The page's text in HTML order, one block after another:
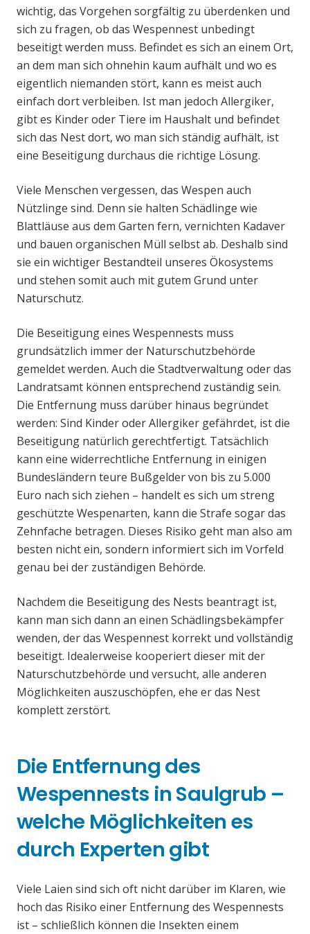
wichtig, das Vorgehen sorgfältig zu überdenken und
sich zu fragen, ob das Wespennest unbedingt
beseitigt werden muss. Befindet es sich an einem Ort,
an dem man sich ohnehin kaum aufhält und wo es
eigentlich niemanden stört, kann es meist auch
einfach dort verbleiben. Ist man jedoch Allergiker,
gibt es Kinder oder Tiere im Haushalt und befindet
sich das Nest dort, wo man sich ständig aufhält, ist
eine Beseitigung durchaus die richtige Lösung.
Viele Menschen vergessen, das Wespen auch
Nützlinge sind. Denn sie halten Schädlinge wie
Blattläuse aus dem Garten fern, vernichten Kadaver
und bauen organischen Müll selbst ab. Deshalb sind
sie ein wichtiger Bestandteil unseres Ökosystems
und stehen somit auch mit gutem Grund unter
Naturschutz.
Die Beseitigung eines Wespennests muss
grundsätzlich immer der Naturschutzbehörde
gemeldet werden. Auch die Stadtverwaltung oder das
Landratsamt können entsprechend zuständig sein.
Die Entfernung muss darüber hinaus begründet
werden: Sind Kinder oder Allergiker gefährdet, ist die
Beseitigung natürlich gerechtfertigt. Tatsächlich
kann eine widerrechtliche Entfernung in einigen
Bundesländern teure Bußgelder von bis zu 5.000
Euro nach sich ziehen – handelt es sich um streng
geschützte Wespenarten, kann die Strafe sogar das
Zehnfache betragen. Dieses Risiko geht man also am
besten nicht ein, sondern informiert sich im Vorfeld
genau bei der zuständigen Behörde.
Nachdem die Beseitigung des Nests beantragt ist,
kann man sich dann an einen Schädlingsbekämpfer
wenden, der das Wespennest korrekt und vollständig
beseitigt. Idealerweise kooperiert dieser mit der
Naturschutzbehörde und versucht, alle anderen
Möglichkeiten auszuschöpfen, ehe er das Nest
komplett zerstört.
Die Entfernung des
Wespennests in Saulgrub –
welche Möglichkeiten es
durch Experten gibt
Viele Laien sind sich oft nicht darüber im Klaren, wie
hoch das Risiko einer Entfernung des Wespennests
ist – schließlich können die Insekten einem